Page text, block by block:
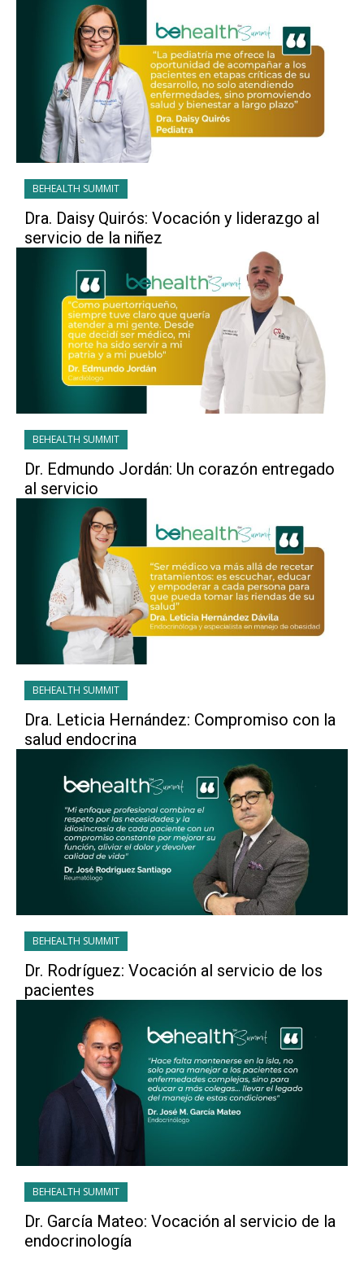
BEHEALTH SUMMIT
Dra. Daisy Quirós: Vocación y liderazgo al
servicio de la niñez
BEHEALTH SUMMIT
Dr. Edmundo Jordán: Un corazón entregado
al servicio
BEHEALTH SUMMIT
Dra. Leticia Hernández: Compromiso con la
salud endocrina
BEHEALTH SUMMIT
Dr. Rodríguez: Vocación al servicio de los
pacientes
BEHEALTH SUMMIT
Dr. García Mateo: Vocación al servicio de la
endocrinología